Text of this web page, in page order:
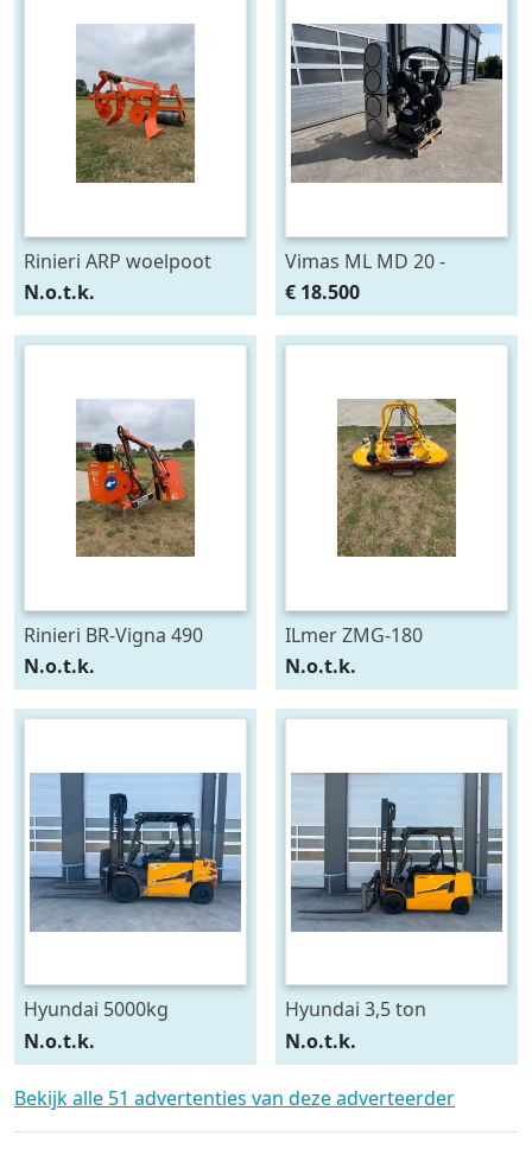
Rinieri ARP woelpoot
Fruit
N.o.t.k.
Vimas ML MD 20 -
bladblazer
€ 18.500
Rinieri BR-Vigna 490
N.o.t.k.
ILmer ZMG-180
N.o.t.k.
Hyundai 5000kg
elektrische heftruck
forklift 5ton duplex e
N.o.t.k.
Hyundai 3,5 ton
elektrische heftruck
3500kg 35BH-9
N.o.t.k.
Bekijk alle 51 advertenties van deze adverteerder